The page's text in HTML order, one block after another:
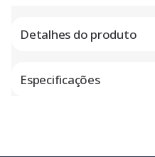
Detalhes do produto
Especificações